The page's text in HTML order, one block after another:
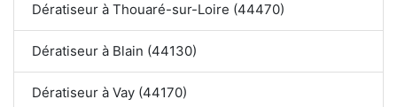
Dératiseur à Thouaré-sur-Loire (44470)
Dératiseur à Blain (44130)
Dératiseur à Vay (44170)